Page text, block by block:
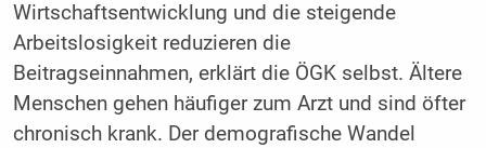
Wirtschaftsentwicklung und die steigende
Arbeitslosigkeit reduzieren die
Beitragseinnahmen, erklärt die ÖGK selbst. Ältere
Menschen gehen häufiger zum Arzt und sind öfter
chronisch krank. Der demografische Wandel